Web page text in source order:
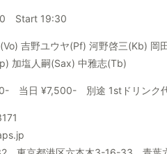
Start 19:30
吉野ユウヤ(Pf) 河野啓三(Kb) 岡
加塩人嗣(Sax) 中雅志(Tb)
当日 ¥7,500- 別途 1stドリンク